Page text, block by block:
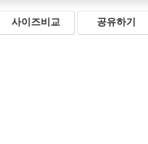
사이즈비교 공유하기